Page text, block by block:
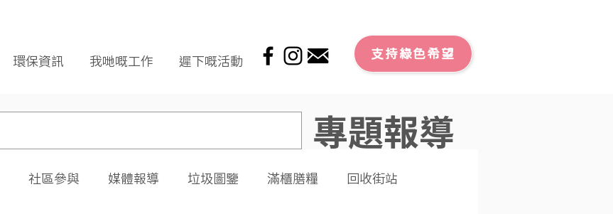
環保資訊 我哋嘅工作 遲下嘅活動 支持綠色希望
專題報導
社區參與 媒體報導 垃圾圖鑒 滿櫃膳糧 回收街站